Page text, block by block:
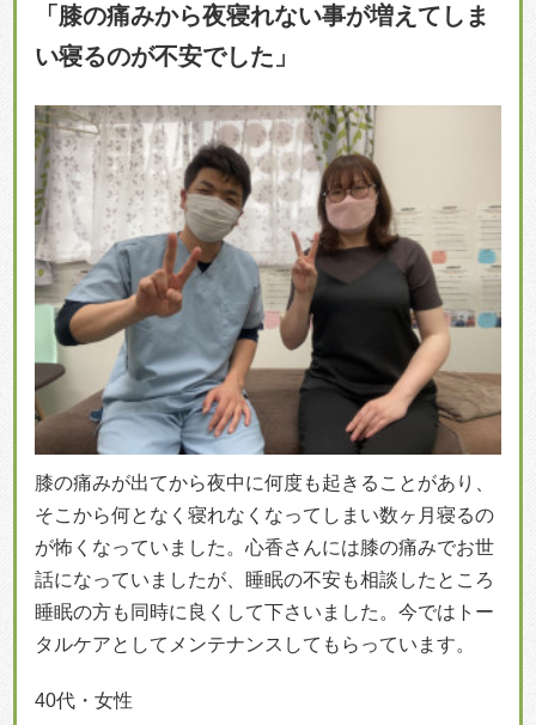
「膝の痛みから夜寝れない事が増えてしま
い寝るのが不安でした」
膝の痛みが出てから夜中に何度も起きることがあり、
そこから何となく寝れなくなってしまい数ヶ月寝るの
が怖くなっていました。心香さんには膝の痛みでお世
話になっていましたが、睡眠の不安も相談したところ
睡眠の方も同時に良くして下さいました。今ではトー
タルケアとしてメンテナンスしてもらっています。
40代・女性